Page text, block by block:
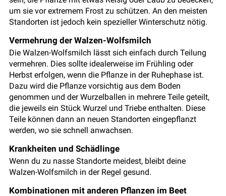
um sie vor extremem Frost zu schützen. An den meisten
Standorten ist jedoch kein spezieller Winterschutz nötig.
Vermehrung der Walzen-Wolfsmilch
Die Walzen-Wolfsmilch lässt sich einfach durch Teilung
vermehren. Dies sollte idealerweise im Frühling oder
Herbst erfolgen, wenn die Pflanze in der Ruhephase ist.
Dazu wird die Pflanze vorsichtig aus dem Boden
genommen und der Wurzelballen in mehrere Teile geteilt,
die jeweils ein Stück Wurzel und Triebe enthalten. Diese
Teile können dann an neuen Standorten eingepflanzt
werden, wo sie schnell anwachsen.
Krankheiten und Schädlinge
Wenn du zu nasse Standorte meidest, bleibt deine
Walzen-Wolfsmilch in der Regel gesund.
Kombinationen mit anderen Pflanzen im Beet